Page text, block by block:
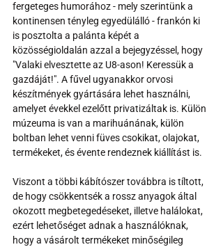
fergeteges humorához - mely szerintünk a
kontinensen tényleg egyedülálló - frankón ki
is posztolta a palánta képét a
közösségioldalán azzal a bejegyzéssel, hogy
"Valaki elvesztette az U8-ason! Keressük a
gazdáját!". A fűvel ugyanakkor orvosi
készítmények gyártására lehet használni,
amelyet évekkel ezelőtt privatizáltak is. Külön
múzeuma is van a marihuánának, külön
boltban lehet venni füves csokikat, olajokat,
termékeket, és évente rendeznek kiállítást is.
Viszont a többi kábítószer továbbra is tíltott,
de hogy csökkentsék a rossz anyagok által
okozott megbetegedéseket, illetve halálokat,
ezért lehetőséget adnak a használóknak,
hogy a vásárolt termékeket minőségileg